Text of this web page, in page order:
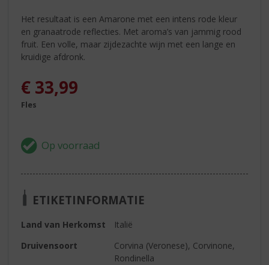
Het resultaat is een Amarone met een intens rode kleur
en granaatrode reflecties. Met aroma’s van jammig rood
fruit. Een volle, maar zijdezachte wijn met een lange en
kruidige afdronk.
€ 33,99
Fles
ETIKETINFORMATIE
Land van Herkomst
Italië
Druivensoort
Corvina (Veronese), Corvinone,
Rondinella